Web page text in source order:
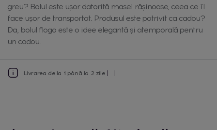
greu? Bolul este ușor datorită masei rășinoase, ceea ce îl
face ușor de transportat. Produsul este potrivit ca cadou?
Da, bolul flogo este o idee elegantă și atemporală pentru
un cadou.
Livrarea de la 1 până la 2 zile